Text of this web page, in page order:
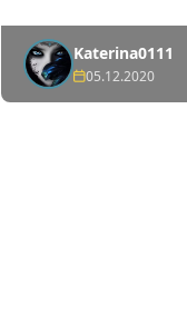
Katerina0111
05.12.2020